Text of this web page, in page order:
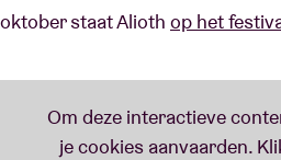
oktober staat Alioth op het